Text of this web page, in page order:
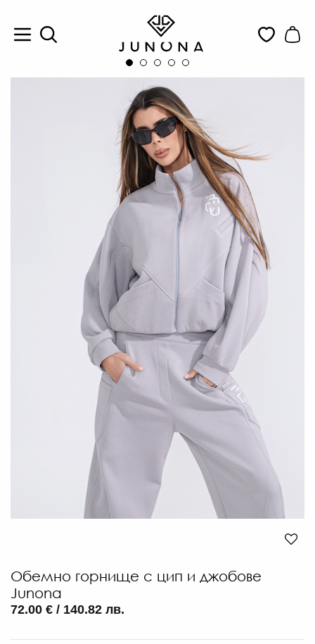
Обемно горнище с цип и джобове
Junona
72.00 € / 140.82 лв.